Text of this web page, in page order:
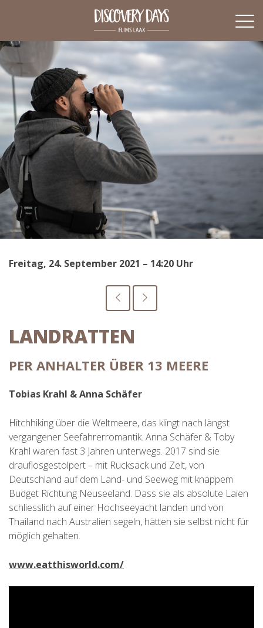
Freitag, 24. September 2021 – 14:20 Uhr
LANDRATTEN
PER ANHALTER ÜBER 13 MEERE
Tobias Krahl & Anna Schäfer
Hitchhiking über die Weltmeere, das klingt nach längst
vergangener Seefahrerromantik. Anna Schäfer & Toby
Krahl waren fast 3 Jahren unterwegs. 2017 sind sie
drauflosgestolpert – mit Rucksack und Zelt, von
Deutschland auf dem Land- und Seeweg mit knappem
Budget Richtung Neuseeland. Dass sie als absolute Laien
schliesslich auf einer Hochseeyacht landen und von
Thailand nach Australien segeln, hätten sie selbst nicht für
möglich gehalten.
www.eatthisworld.com/